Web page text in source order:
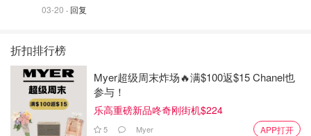
03-20 · 回复
折扣排行榜
Myer超级周末炸场🔥满$100返$15 Chanel也
参与！
乐高重磅新品咚奇刚街机$224
5 Myer APP打开